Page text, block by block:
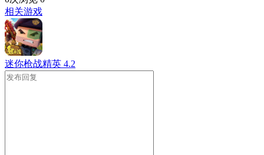
相关游戏
迷你枪战精英 4.2